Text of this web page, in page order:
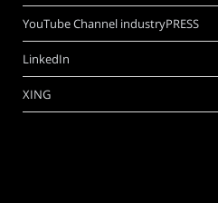
YouTube Channel industryPRESS
LinkedIn
XING